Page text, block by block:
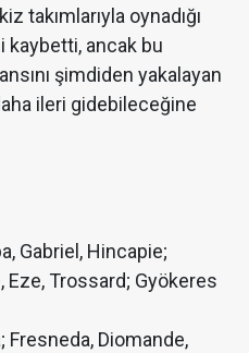
takımlarıyla oynadığı
kaybetti, ancak bu
şimdiden yakalayan
ileri gidebileceğine
Gabriel, Hincapie;
Eze, Trossard; Gyökeres
Fresneda, Diomande,